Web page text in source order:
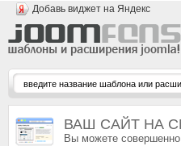
Добавь виджет на Яндекс
ВАШ САЙТ НА
Вы можете